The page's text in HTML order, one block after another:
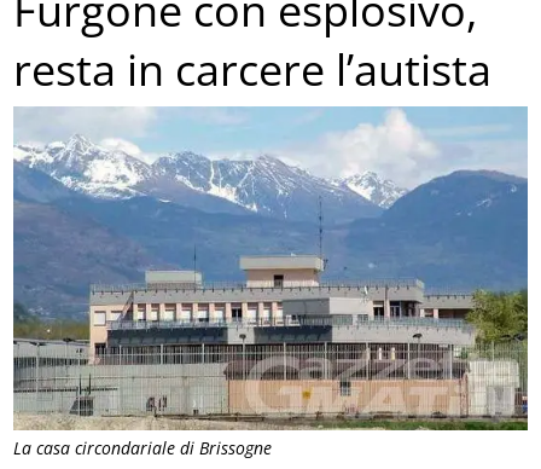
La casa circondariale di Brissogne
resta in carcere l’autista